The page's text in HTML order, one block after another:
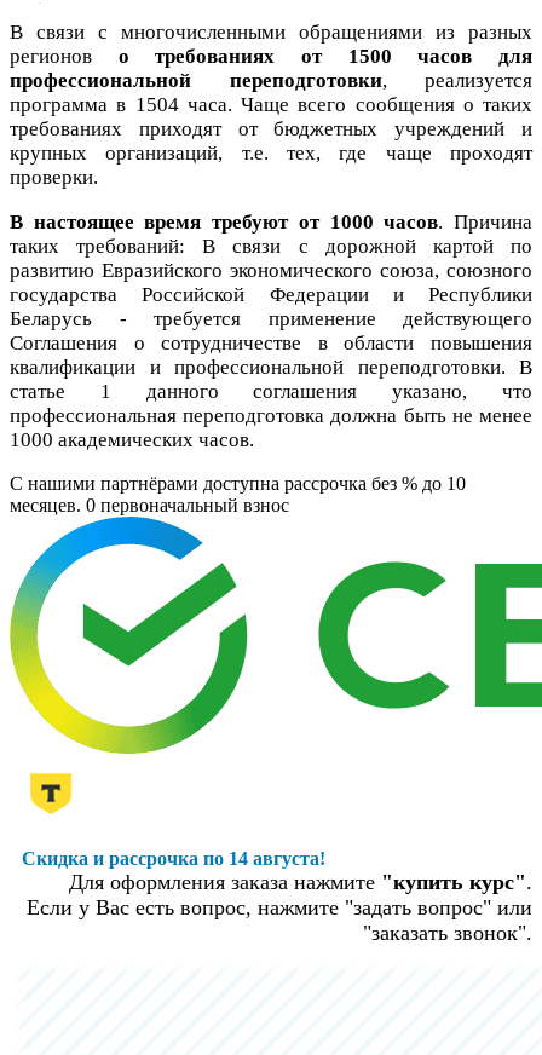
В связи с многочисленными обращениями из разных
регионов о требованиях от 1500 часов для
профессиональной переподготовки, реализуется
программа в 1504 часа. Чаще всего сообщения о таких
требованиях приходят от бюджетных учреждений и
крупных организаций, т.е. тех, где чаще проходят
проверки.
В настоящее время требуют от 1000 часов. Причина
таких требований: В связи с дорожной картой по
развитию Евразийского экономического союза, союзного
государства Российской Федерации и Республики
Беларусь - требуется применение действующего
Соглашения о сотрудничестве в области повышения
квалификации и профессиональной переподготовки. В
статье 1 данного соглашения указано, что
профессиональная переподготовка должна быть не менее
1000 академических часов.
C нашими партнёрами доступна рассрочка без % до 10
месяцев. 0 первоначальный взнос
Скидка и рассрочка по 14 августа!
Для оформления заказа нажмите "купить курс".
Если у Вас есть вопрос, нажмите "задать вопрос" или
"заказать звонок".